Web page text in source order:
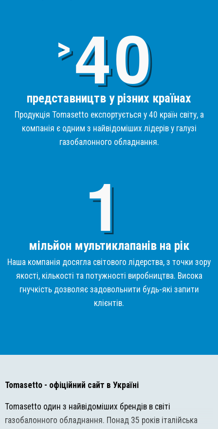
>4
представництв у різних країнах
Продукція Tomasetto експортується у 40 країн світу, а
компанія є одним з найвідоміших лідерів у галузі
газобалонного обладнання.
мільйон мультиклапанів на рік
Наша компанія досягла світового лідерства, з точки зору
якості, кількості та потужності виробництва. Висока
гнучкість дозволяє задовольнити будь-які запити
клієнтів.
Tomasetto - офіційний сайт в Україні
Tomasetto один з найвідоміших брендів в світі
газобалонного обладнання. Понад 35 років італійська